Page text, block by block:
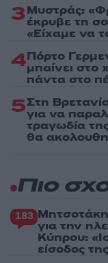
3Μυστράς:
έκρυβε τη
«Είχαμε να
4Πόρτο
μπαίνει στο
πάντα στο
5Στη
για να
τραγωδία
θα
Πιο
183
για την
Κύπρου:
είσοδος